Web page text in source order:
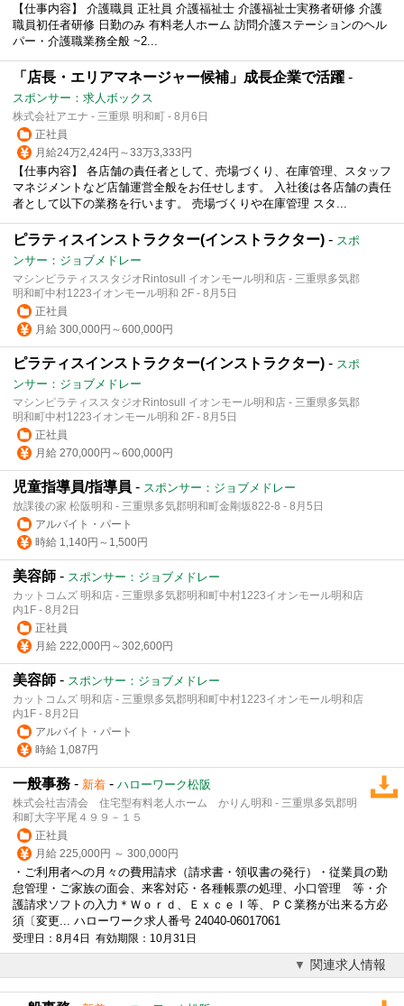
【仕事内容】 介護職員 正社員 介護福祉士 介護福祉士実務者研修 介護
職員初任者研修 日勤のみ 有料老人ホーム 訪問介護ステーションのヘル
パー・介護職業務全般 ~2...
「店長・エリアマネージャー候補」成長企業で活躍 -
スポンサー：求人ボックス
株式会社アエナ - 三重県 明和町 - 8月6日
正社員
月給24万2,424円～33万3,333円
【仕事内容】 各店舗の責任者として、売場づくり、在庫管理、スタッフ
マネジメントなど店舗運営全般をお任せします。 入社後は各店舗の責任
者として以下の業務を行います。 売場づくりや在庫管理 スタ...
ピラティスインストラクター(インストラクター) - スポ
ンサー：ジョブメドレー
マシンピラティススタジオRintosull イオンモール明和店 - 三重県多気郡
明和町中村1223イオンモール明和 2F - 8月5日
正社員
月給 300,000円～600,000円
ピラティスインストラクター(インストラクター) - スポ
ンサー：ジョブメドレー
マシンピラティススタジオRintosull イオンモール明和店 - 三重県多気郡
明和町中村1223イオンモール明和 2F - 8月5日
正社員
月給 270,000円～600,000円
児童指導員/指導員 - スポンサー：ジョブメドレー
放課後の家 松阪明和 - 三重県多気郡明和町金剛坂822-8 - 8月5日
アルバイト・パート
時給 1,140円～1,500円
美容師 - スポンサー：ジョブメドレー
カットコムズ 明和店 - 三重県多気郡明和町中村1223イオンモール明和店
内1F - 8月2日
正社員
月給 222,000円～302,600円
美容師 - スポンサー：ジョブメドレー
カットコムズ 明和店 - 三重県多気郡明和町中村1223イオンモール明和店
内1F - 8月2日
アルバイト・パート
時給 1,087円
一般事務 - 新着 - ハローワーク松阪
株式会社吉清会 住宅型有料老人ホーム かりん明和 - 三重県多気郡明
和町大字平尾４９９－１５
正社員
月給 225,000円 ～ 300,000円
・ご利用者への月々の費用請求（請求書・領収書の発行）・従業員の勤
怠管理・ご家族の面会、来客対応・各種帳票の処理、小口管理 等・介
護請求ソフトの入力＊Ｗｏｒｄ、Ｅｘｃｅｌ等、ＰＣ業務が出来る方必
須〔変更... ハローワーク求人番号 24040-06017061
受理日：8月4日 有効期限：10月31日
関連求人情報